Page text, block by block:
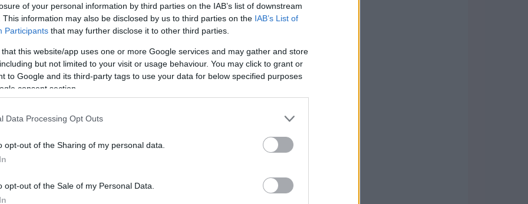
of your personal information by third parties on the IAB’s list of downstream
This information may also be disclosed by us to third parties on the IAB’s List of
Participants that may further disclose it to other third parties.
that this website/app uses one or more Google services and may gather and store
but not limited to your visit or usage behaviour. You may click to grant or
to Google and its third-party tags to use your data for below specified purposes
consent section.
Data Processing Opt Outs
opt-out of the Sharing of my personal data.
opt-out of the Sale of my Personal Data.